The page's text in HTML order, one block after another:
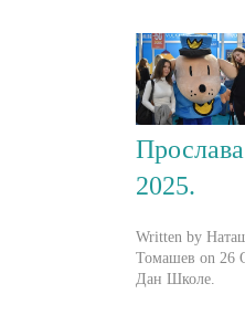
2025.
Written by
Томашев on 26
Дан Школе